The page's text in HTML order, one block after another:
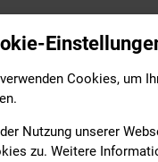
Leistungs- &
Cookies, um
Nutzung unserer
zu. Weitere